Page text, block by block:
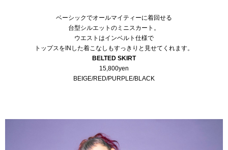
ベーシックでオールマイティーに着回せる
台型シルエットのミニスカート。
ウエストはインベルト仕様で
トップスをINした着こなしもすっきりと見せてくれます。
BELTED SKIRT
15,800yen
BEIGE/RED/PURPLE/BLACK